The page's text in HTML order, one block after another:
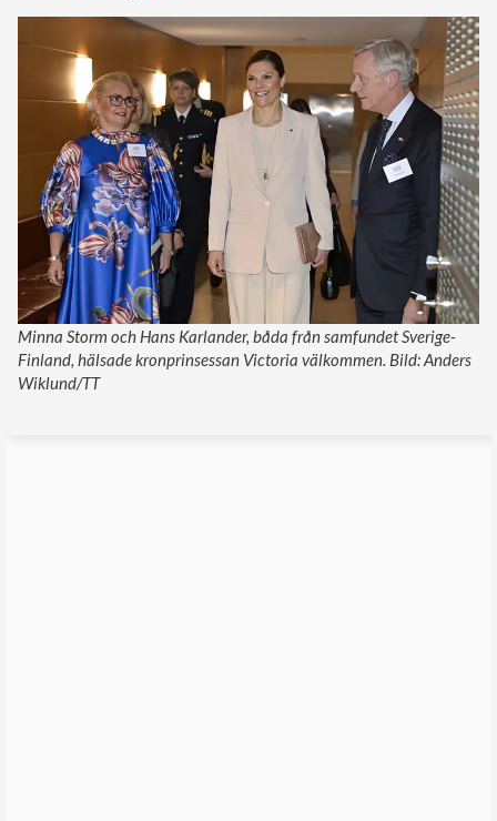
Minna Storm och Hans Karlander, båda från samfundet Sverige-
Finland, hälsade kronprinsessan Victoria välkommen. Bild: Anders
Wiklund/TT